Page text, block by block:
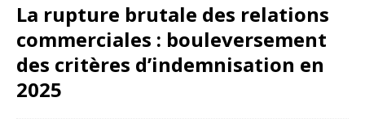
La rupture brutale des relations
commerciales : bouleversement
des critères d’indemnisation en
2025